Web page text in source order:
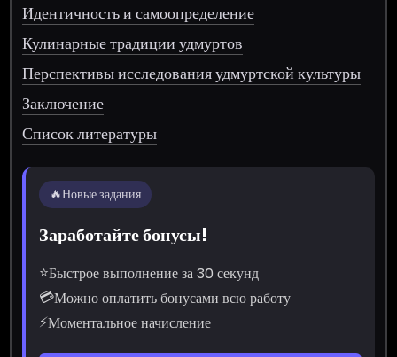
Идентичность и самоопределение
Кулинарные традиции удмуртов
Перспективы исследования удмуртской культуры
Заключение
Список литературы
🔥Новые задания
Заработайте бонусы!
⭐Быстрое выполнение за 30 секунд
💳Можно оплатить бонусами всю работу
⚡Моментальное начисление